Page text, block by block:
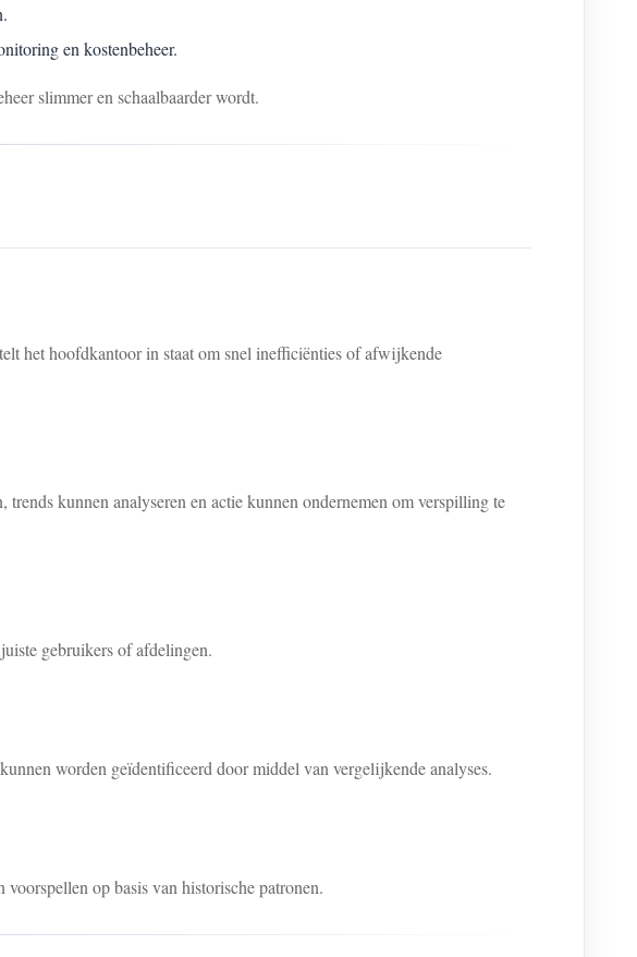
en kostenbeheer.
slimmer en schaalbaarder wordt.
het hoofdkantoor in staat om snel inefficiënties of afwijkende
kunnen analyseren en actie kunnen ondernemen om verspilling te
gebruikers of afdelingen.
worden geïdentificeerd door middel van vergelijkende analyses.
op basis van historische patronen.